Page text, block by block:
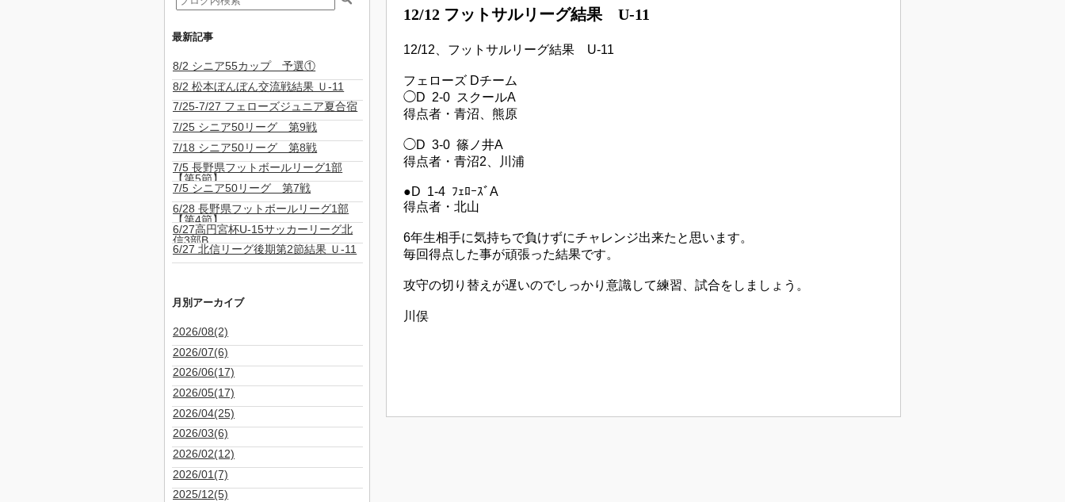
12/12 フットサルリーグ結果 U-11
12/12、フットサルリーグ結果 U-11
フェローズ Dチーム
◯D 2-0 スクールA
得点者・青沼、熊原
◯D 3-0 篠ノ井A
得点者・青沼2、川浦
●D 1-4 ﾌｪﾛｰｽﾞA
得点者・北山
6年生相手に気持ちで負けずにチャレンジ出来たと思います。
毎回得点した事が頑張った結果です。
攻守の切り替えが遅いのでしっかり意識して練習、試合をしましょ う。
川俣
最新記事
8/2 シニア55カップ 予選①
8/2 松本ぼんぼん交流戦結果 Ｕ-11
7/25-7/27 フェローズジュニア夏合宿
7/25 シニア50リーグ 第9戦
7/18 シニア50リーグ 第8戦
7/5 長野県フットボールリーグ1部
7/5 シニア50リーグ 第7戦
6/28 長野県フットボールリーグ1部
6/27高円宮杯U-15サッカーリーグ北
6/27 北信リーグ後期第2節結果 Ｕ-11
月別アーカイブ
2026/08(2)
2026/07(6)
2026/06(17)
2026/05(17)
2026/04(25)
2026/03(6)
2026/02(12)
2026/01(7)
2025/12(5)